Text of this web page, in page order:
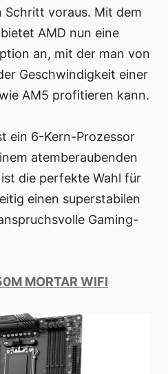
Schritt voraus. Mit dem
AMD nun eine
an, mit der man von
Geschwindigkeit einer
AM5 profitieren kann.
ein 6-Kern-Prozessor
atemberaubenden
die perfekte Wahl für
einen superstabilen
Gaming-
MORTAR WIFI